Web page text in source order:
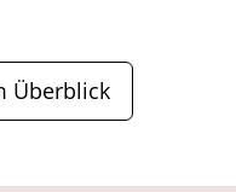
Überblick